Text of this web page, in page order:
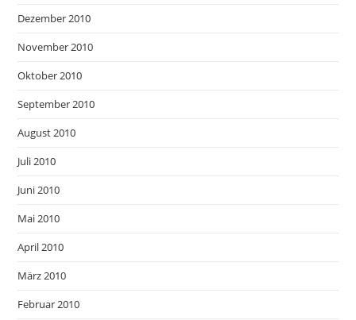
Dezember 2010
November 2010
Oktober 2010
September 2010
August 2010
Juli 2010
Juni 2010
Mai 2010
April 2010
März 2010
Februar 2010